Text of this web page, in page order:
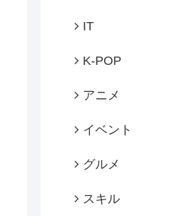
IT
K-POP
アニメ
イベント
グルメ
スキル